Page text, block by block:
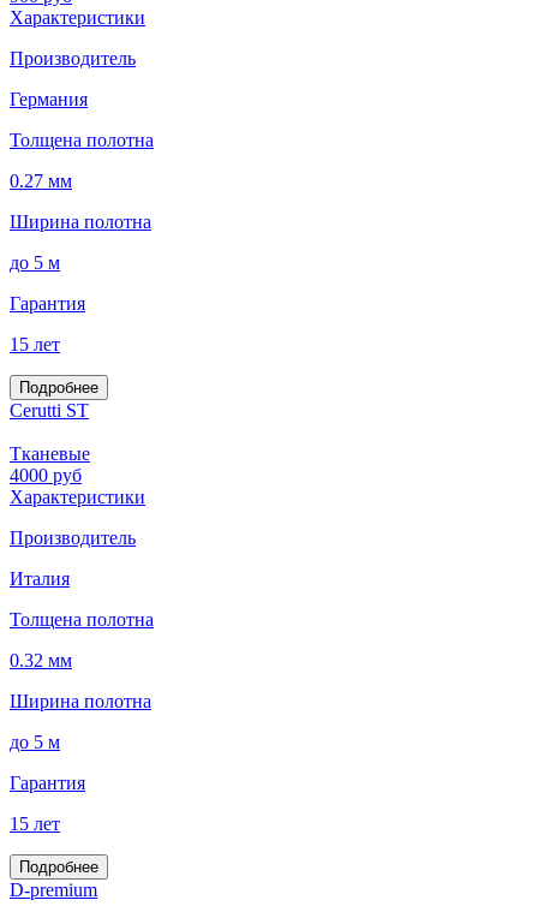
Характеристики
Производитель
Германия
Толщена полотна
0.27 мм
Ширина полотна
до 5 м
Гарантия
15 лет
Подробнее
Cerutti ST
Тканевые
4000 руб
Характеристики
Производитель
Италия
Толщена полотна
0.32 мм
Ширина полотна
до 5 м
Гарантия
15 лет
Подробнее
D-premium